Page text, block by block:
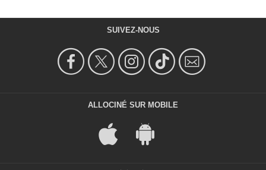
SUIVEZ-NOUS
ALLOCINÉ SUR MOBILE